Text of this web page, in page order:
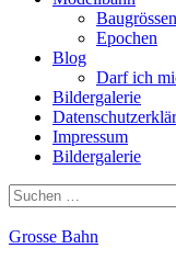
Epochen
Blog
Darf ich
Bildergalerie
Impressum
Bildergalerie
Suchen
nach:
Grosse Bahn